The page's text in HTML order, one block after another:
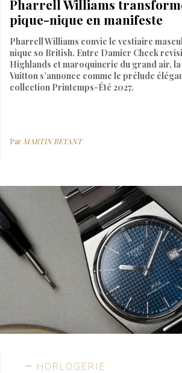
Pharrell Williams
pique-nique en manifeste
Pharrell Williams convie le vestiaire
nique so British. Entre Damier Check
Highlands et maroquinerie du grand air,
Vuitton s’annonce comme le prélude
collection Printemps-Été 2027.
ParMARTIN BETANT
HORLOGERIE